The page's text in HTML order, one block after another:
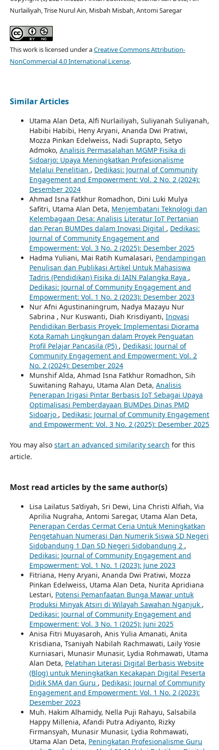
Nurlailiyah, Trise Nurul Ain, Misbah Misbah, Antomi Saregar
This work is licensed under aCreative Commons Attribution-
NonCommercial 4.0 International License.
Similar Articles
Utama Alan Deta, Alfi Nurlailiyah, Suliyanah Suliyanah,
Habibi Habibi, Heny Aryani, Ananda Dwi Pratiwi,
Mozza Pinkan Edelweiss, Nadi Suprapto, Setyo
Admoko, Analisis Permasalahan MGMP Fisika di
Sidoarjo: Upaya Meningkatkan Profesionalisme
Melalui Penelitian , Dedikasi: Journal of Community
Engagement and Empowerment: Vol. 2 No. 2 (2024):
Desember 2024
Ahmad Isna Fatkhur Romadhon, Dini Luki Mulya
Safitri, Utama Alan Deta, Menjembatani Teknologi dan
Kelembagaan Desa: Analisis Literatur IoT Pertanian
dan Peran BUMDes dalam Inovasi Digital , Dedikasi:
Journal of Community Engagement and
Empowerment: Vol. 3 No. 2 (2025): Desember 2025
Hadma Yuliani, Mai Ratih Kumalasari, Pendampingan
Penulisan dan Publikasi Artikel Untuk Mahasiswa
Tadris (Pendidikan) Fisika di IAIN Palangka Raya ,
Dedikasi: Journal of Community Engagement and
Empowerment: Vol. 1 No. 2 (2023): Desember 2023
Nur Afni Agustinaningrum, Nadya Mazayu Nur
Sabrina , Nur Kuswanti, Diah Krisdiyanti, Inovasi
Pendidikan Berbasis Proyek: Implementasi Diorama
Kota Ramah Lingkungan dalam Proyek Penguatan
Profil Pelajar Pancasila (P5) , Dedikasi: Journal of
Community Engagement and Empowerment: Vol. 2
No. 2 (2024): Desember 2024
Munshif Alda, Ahmad Isna Fatkhur Romadhon, Sih
Suwitaning Rahayu, Utama Alan Deta, Analisis
Penerapan Irigasi Pintar Berbasis IoT Sebagai Upaya
Optimalisasi Pemberdayaan BUMDes Dinas PMD
Sidoarjo , Dedikasi: Journal of Community Engagement
and Empowerment: Vol. 3 No. 2 (2025): Desember 2025
You may also start an advanced similarity search for this
article.
Most read articles by the same author(s)
Lisa Lailatus Sa’diyah, Sri Dewi, Lina Christi Alfiah, Via
Aprilia Nugraha, Antomi Saregar, Utama Alan Deta,
Penerapan Cerdas Cermat Ceria Untuk Meningkatkan
Pengetahuan Numerasi Dan Numerik Siswa SD Negeri
Sidobandung 1 Dan SD Negeri Sidobandung 2 ,
Dedikasi: Journal of Community Engagement and
Empowerment: Vol. 1 No. 1 (2023): June 2023
Fitriana, Heny Aryani, Ananda Dwi Pratiwi, Mozza
Pinkan Edelweiss, Utama Alan Deta, Nurita Apridiana
Lestari, Potensi Pemanfaatan Bunga Mawar untuk
Produksi Minyak Atsiri di Wilayah Sawahan Nganjuk ,
Dedikasi: Journal of Community Engagement and
Empowerment: Vol. 3 No. 1 (2025): Juni 2025
Anisa Fitri Muyasaroh, Anis Yulia Amanati, Anita
Krisdiana, Tsaniyah Nabilah Rachmawati, Laily Yosie
Kurniasari, Munasir Munasir, Lydia Rohmawati, Utama
Alan Deta, Pelatihan Literasi Digital Berbasis Website
(Blog) untuk Meningkatkan Kecakapan Digital Peserta
Didik SMA dan Guru , Dedikasi: Journal of Community
Engagement and Empowerment: Vol. 1 No. 2 (2023):
Desember 2023
Muh. Hakim Alhamidy, Nella Puji Rahayu, Salsabila
Happy Millenia, Afandi Putra Adiyanto, Rizky
Firmansyah, Munasir Munasir, Lydia Rohmawati,
Utama Alan Deta, Peningkatan Profesionalisme Guru